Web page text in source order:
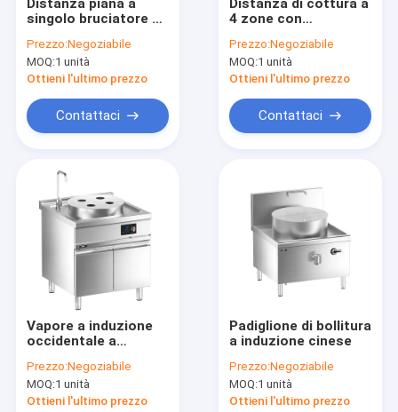
Su di noi
Visita alla fabbrica
Controllo della qualità
Camioncino alimentare mobile integrato
Serie di induzione occidentale a pavimento
Serie elettrica occidentale a pavimento
Distanza piana a
singolo bruciatore a
Prezzo:Negoziabile
MOQ:1 unità
Ottieni l'ultimo prezzo
Contattaci
Distanza di cottura a
4 zone con
scrivania
Prezzo:Negoziabile
MOQ:1 unità
Ottieni l'ultimo prezzo
Contattaci
Vapore a induzione
occidentale a
armadio
Prezzo:Negoziabile
MOQ:1 unità
Ottieni l'ultimo prezzo
Padiglione di bollitura
a induzione cinese
Prezzo:Negoziabile
MOQ:1 unità
Ottieni l'ultimo prezzo